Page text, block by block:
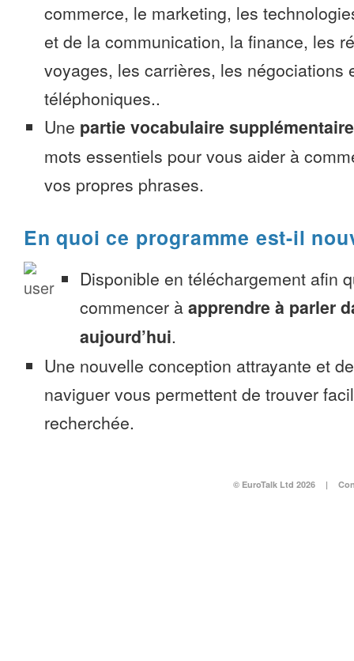
commerce, le marketing, les
et de la communication, la finance, les
voyages, les carrières, les négociations
téléphoniques..
Une partie vocabulaire supplémentaire
mots essentiels pour vous aider à
vos propres phrases.
En quoi ce programme est-il
Disponible en téléchargement afin
commencer à apprendre à parler
aujourd’hui.
Une nouvelle conception attrayante et
naviguer vous permettent de trouver
recherchée.
© EuroTalk Ltd 2026 |